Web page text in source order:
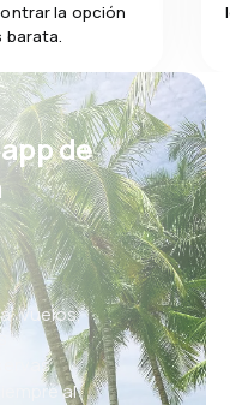
la opción
barata.
app de
vuelos,
al